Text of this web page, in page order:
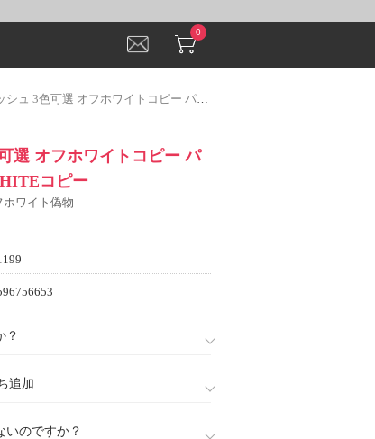
0
可選 オフホワイトコピー パーカー 2022 OFF-WHITEコピー
選 オフホワイトコピー パ
コピー
ホワイト偽物
？
追加
いのですか？